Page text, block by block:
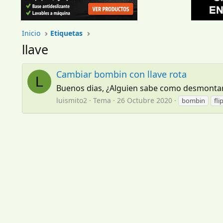
Inicio Etiquetas
llave
L Cambiar bombin con llave rota
Buenos dias, ¿Alguien sabe como
luismito2 Tema 26 Octubre 2020 bombin